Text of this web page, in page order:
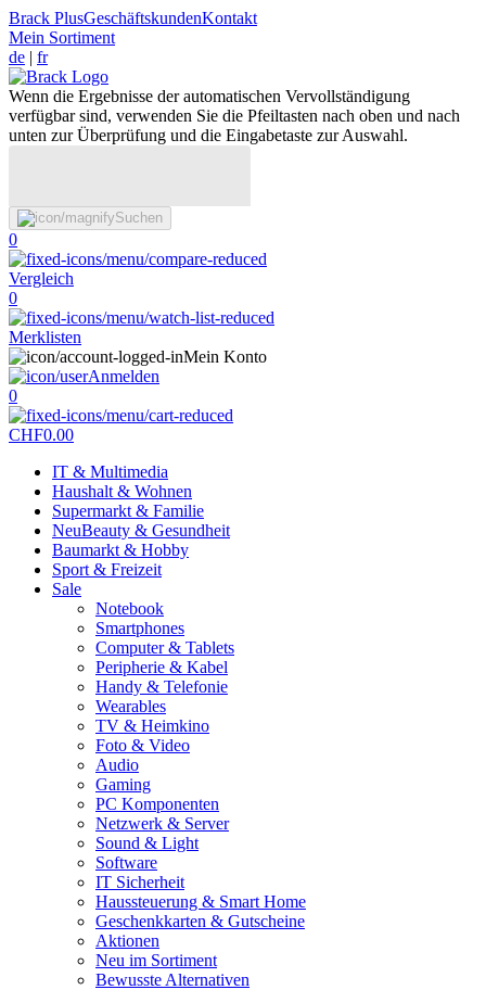
Brack PlusGeschäftskundenKontakt
Mein Sortiment
de | fr
Wenn die Ergebnisse der automatischen Vervollständigung
verfügbar sind, verwenden Sie die Pfeiltasten nach oben und nach
unten zur Überprüfung und die Eingabetaste zur Auswahl.
Suchen
0
Vergleich
0
Merklisten
Mein Konto
Anmelden
0
CHF0.00
IT & Multimedia
Haushalt & Wohnen
Supermarkt & Familie
NeuBeauty & Gesundheit
Baumarkt & Hobby
Sport & Freizeit
Sale
Notebook
Smartphones
Computer & Tablets
Peripherie & Kabel
Handy & Telefonie
Wearables
TV & Heimkino
Foto & Video
Audio
Gaming
PC Komponenten
Netzwerk & Server
Sound & Light
Software
IT Sicherheit
Haussteuerung & Smart Home
Geschenkkarten & Gutscheine
Aktionen
Neu im Sortiment
Bewusste Alternativen